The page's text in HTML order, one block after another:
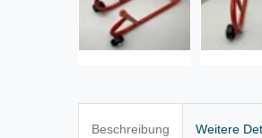
Beschreibung Weitere